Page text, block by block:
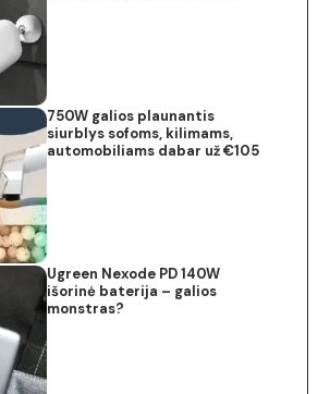
750W galios plaunantis
siurblys sofoms, kilimams,
automobiliams dabar už €105
Ugreen Nexode PD 140W
išorinė baterija – galios
monstras?